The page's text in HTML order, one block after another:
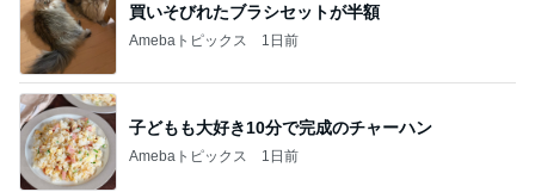
買いそびれたブラシセットが半額
Amebaトピックス 1日前
子どもも大好き10分で完成のチャーハン
Amebaトピックス 1日前